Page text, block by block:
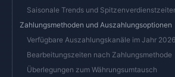
Saisonale Trends und
Zahlungsmethoden und Auszahlungsoptionen
Verfügbare Auszahlungskanäle im Jahr 2026
Bearbeitungszeiten nach Zahlungsmethode
Überlegungen zum Währungsumtausch